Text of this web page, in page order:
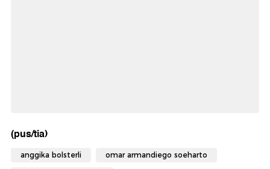
(pus/tia)
anggika bolsterli omar armandiego soeharto